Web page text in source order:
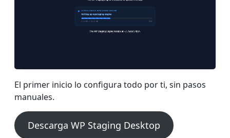
El primer inicio lo configura todo por ti, sin pasos
manuales.
Descarga WP Staging Desktop